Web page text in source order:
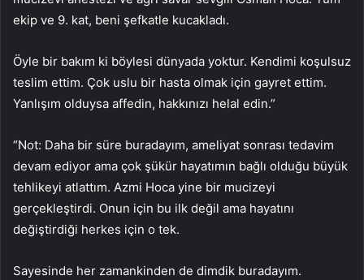
ekip ve 9. kat, beni şefkatle kucakladı.
Öyle bir bakım ki böylesi dünyada yoktur. Kendimi koşulsuz
teslim ettim. Çok uslu bir hasta olmak için gayret ettim.
Yanlışım olduysa affedin, hakkınızı helal edin.”
“Not: Daha bir süre buradayım, ameliyat sonrası tedavim
devam ediyor ama çok şükür hayatımın bağlı olduğu büyük
tehlikeyi atlattım. Azmi Hoca yine bir mucizeyi
gerçekleştirdi. Onun için bu ilk değil ama hayatını
değiştirdiği herkes için o tek.
Sayesinde her zamankinden de dimdik buradayım.